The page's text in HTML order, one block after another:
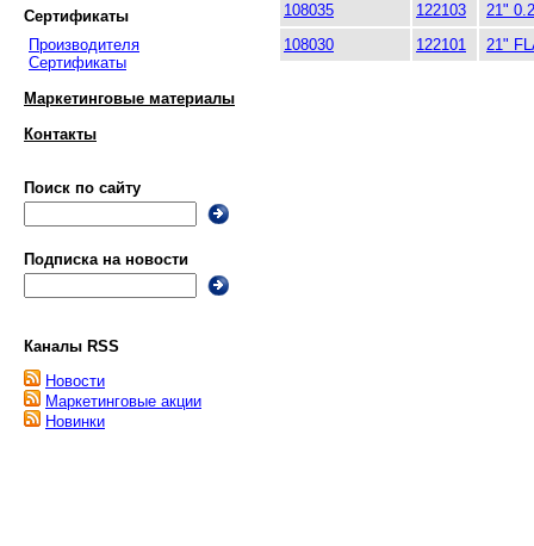
Сертификаты
Производителя
Сертификаты
Маркетинговые материалы
Контакты
Поиск по сайту
Подписка на новости
Каналы RSS
Новости
Маркетинговые акции
Новинки
108035
122103
21"
108030
122101 21"